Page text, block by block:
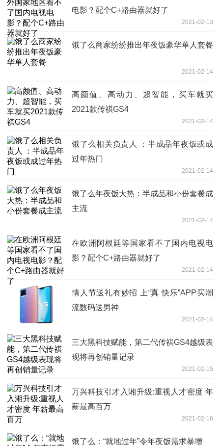
电影？配个C+路由器就好了
2021-02-13
饿了么商家纷纷推出年夜饭豪华单人套餐
2021-02-14
高颜值、高动力、超智能，买车就买
2021款传祺GS4
2021-02-14
饿了么相关负责人 ：半成品年夜饭或成
过年热门
2021-02-14
饿了么年夜饭大热：半成品和小份套餐成
主流
2021-02-14
在欧洲阿根廷等国家看不了国内电视电
影？配个C+路由器就好了
2021-02-14
情人节送礼有妙招 上“真 快乐”APP买潮
流数码送男神
2021-02-14
三大黑科技赋能，第二代传祺GS4越级表
现将再创销量记录
2021-02-15
万兴科技引才入湘升级:重视人才密度 年
薪最高百万
2021-02-16
饿了么：“就地过年”令年夜饭需求暴增